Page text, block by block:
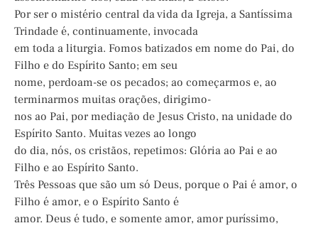
Por ser o mistério central da vida da Igreja, a Santíssima
Trindade é, continuamente, invocada
em toda a liturgia. Fomos batizados em nome do Pai, do
Filho e do Espírito Santo; em seu
nome, perdoam-se os pecados; ao começarmos e, ao
terminarmos muitas orações, dirigimo-
nos ao Pai, por mediação de Jesus Cristo, na unidade do
Espírito Santo. Muitas vezes ao longo
do dia, nós, os cristãos, repetimos: Glória ao Pai e ao
Filho e ao Espírito Santo.
Três Pessoas que são um só Deus, porque o Pai é amor, o
Filho é amor, e o Espírito Santo é
amor. Deus é tudo, e somente amor, amor puríssimo,